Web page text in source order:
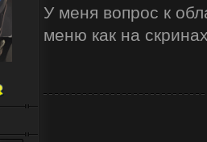
У меня вопрос к
меню как на